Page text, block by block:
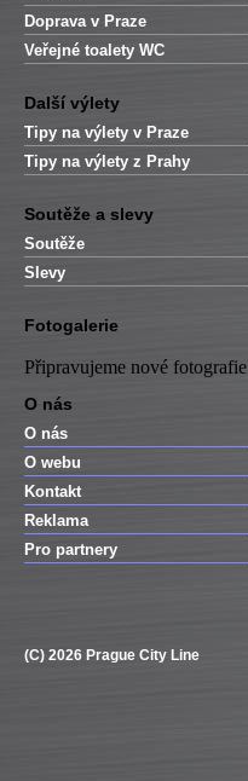
Doprava v Praze
Veřejné toalety WC
Další výlety
Tipy na výlety v Praze
Tipy na výlety z Prahy
Soutěže a slevy
Soutěže
Slevy
Fotogalerie
Připravujeme nové fotografie
O nás
O nás
O webu
Kontakt
Reklama
Pro partnery
(C) 2026 Prague City Line